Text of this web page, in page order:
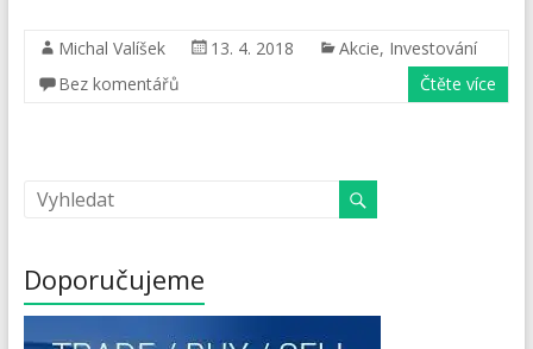
Michal Valíšek 13. 4. 2018 Akcie, Investování
Bez komentářů
Čtěte více
Doporučujeme